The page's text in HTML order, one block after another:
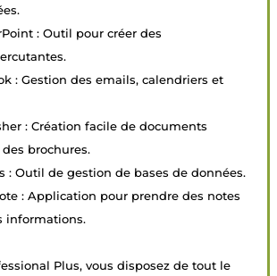
: Outil pour créer des
: Gestion des emails, calendriers et
: Création facile de documents
brochures.
: Outil de gestion de bases de données.
: Application pour prendre des notes
informations.
Plus, vous disposez de tout le